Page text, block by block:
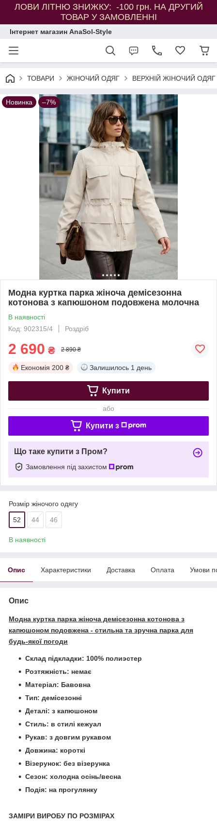
ЛОВИ ЛІТНЮ ЗНИЖКУ: -100 грн. НА ДРУГИЙ
ТОВАР У ЗАМОВЛЕННІ
Інтернет магазин AnaSol-Style
ТОВАРИ ЖІНОЧИЙ ОДЯГ ВЕРХНІЙ ЖІНОЧИЙ ОДЯГ
Новинка –7%
Модна куртка парка жіноча демісезонна
котонова з капюшоном подовжена молочна
В наявності
Код: 902315/4
Роздріб
2 690 ₴ 2 890 ₴
Економія 200 ₴ Залишилось 1 день
Купити
або
Купити з
Що таке купити з Пром?
Замовлення під захистом
Розмір жіночого одягу
52 44 46
В наявності
Опис Характеристики Доставка Оплата Умови
Опис
Модна куртка парка жіноча демісезонна котонова з
капюшоном подовжена - стильна та зручна парка для
будь-якої погоди
Склад підкладки: 100% полиэстер
Розтяжність: немає
Матеріал: Бавовна
Тип: демісезонні
Деталі: з капюшоном
Стиль: в стилі кежуал
Рукав: з довгим рукавом
Довжина: короткі
Візерунок: без візерунка
Сезон: холодна осінь/весна
Подія: на прогулянку
ЗАМІРИ ВИРОБУ ПО РОЗМІРАХ